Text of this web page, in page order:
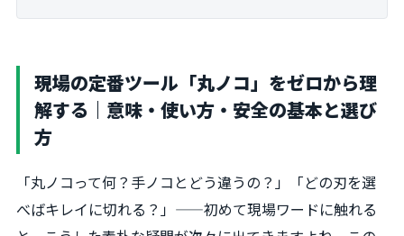
現場の定番ツール「丸ノコ」をゼロから理
解する｜意味・使い方・安全の基本と選び
方
「丸ノコって何？手ノコとどう違うの？」「どの刃を選
べばキレイに切れる？」——初めて現場ワードに触れる